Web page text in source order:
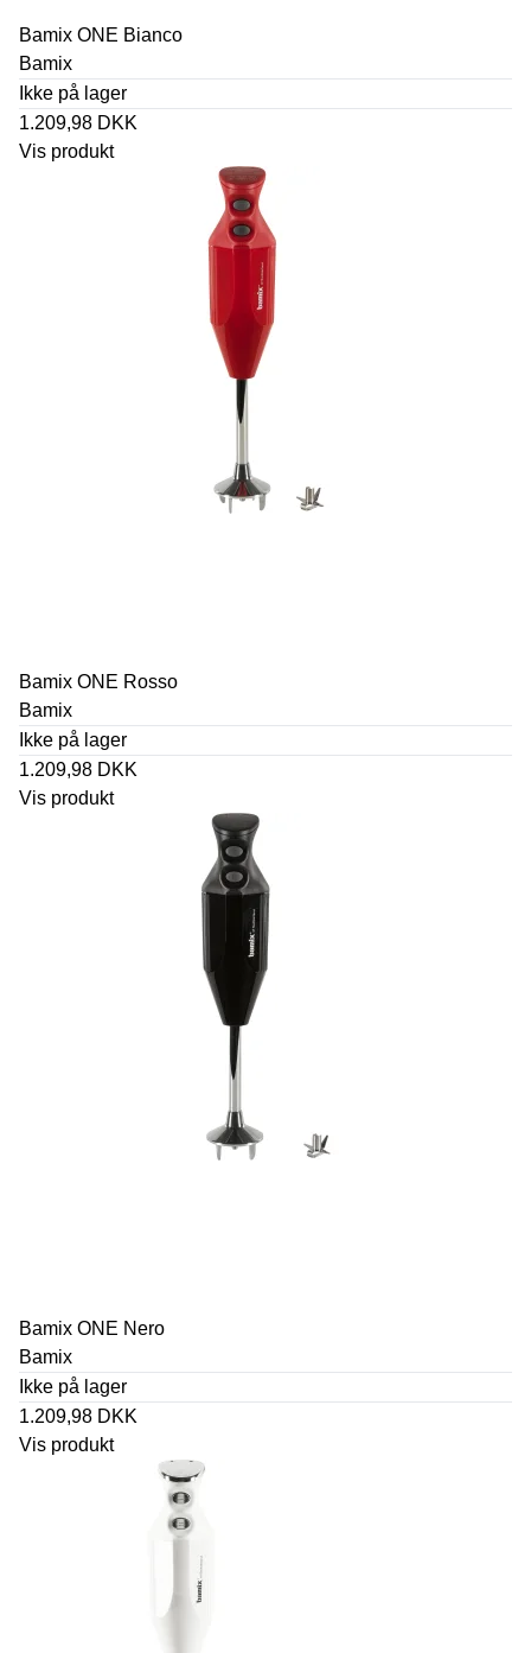
Bamix ONE Bianco
Bamix
Ikke på lager
1.209,98 DKK
Vis produkt
Bamix ONE Rosso
Bamix
Ikke på lager
1.209,98 DKK
Vis produkt
Bamix ONE Nero
Bamix
Ikke på lager
1.209,98 DKK
Vis produkt